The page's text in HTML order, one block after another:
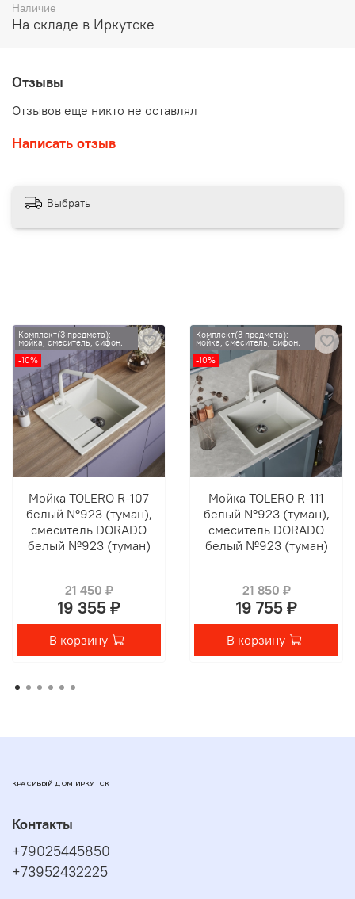
Наличие
На складе в Иркутске
Отзывы
Отзывов еще никто не оставлял
Написать отзыв
Выбрать
Комплект(3 предмета):
мойка, смеситель, сифон.
-10%
Мойка TOLERO R-107
белый №923 (туман),
смеситель DORADO
белый №923 (туман)
21 450 ₽
19 355 ₽
В корзину
Комплект(3 предмета):
мойка, смеситель, сифон.
-10%
Мойка TOLERO R-111
белый №923 (туман),
смеситель DORADO
белый №923 (туман)
21 850 ₽
19 755 ₽
В корзину
КРАСИВЫЙ ДОМ ИРКУТСК
Контакты
+79025445850
+73952432225